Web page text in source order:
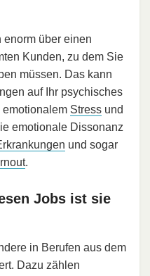
enorm über einen
Kunden, zu dem Sie
müssen. Das kann
auf Ihr psychisches
Stress und
emotionale Dissonanz
und sogar
.
Jobs ist sie
in Berufen aus dem
Dazu zählen